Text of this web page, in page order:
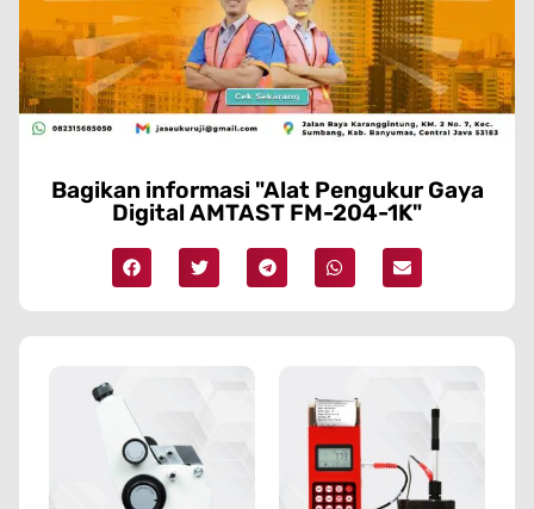
Bagikan informasi "Alat Pengukur Gaya
Digital AMTAST FM-204-1K"